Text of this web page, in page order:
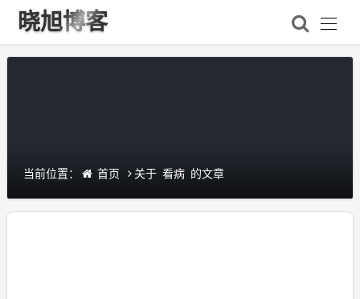
晓旭博客
当前位置： 首页 关于 看病 的文章